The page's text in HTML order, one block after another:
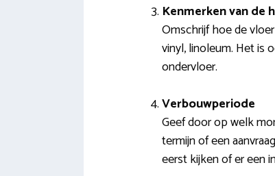
Kenmerken van de
Omschrijf hoe de
vinyl, linoleum. Het is
ondervloer.
Verbouwperiode
Geef door op welk
termijn of een
eerst kijken of er een